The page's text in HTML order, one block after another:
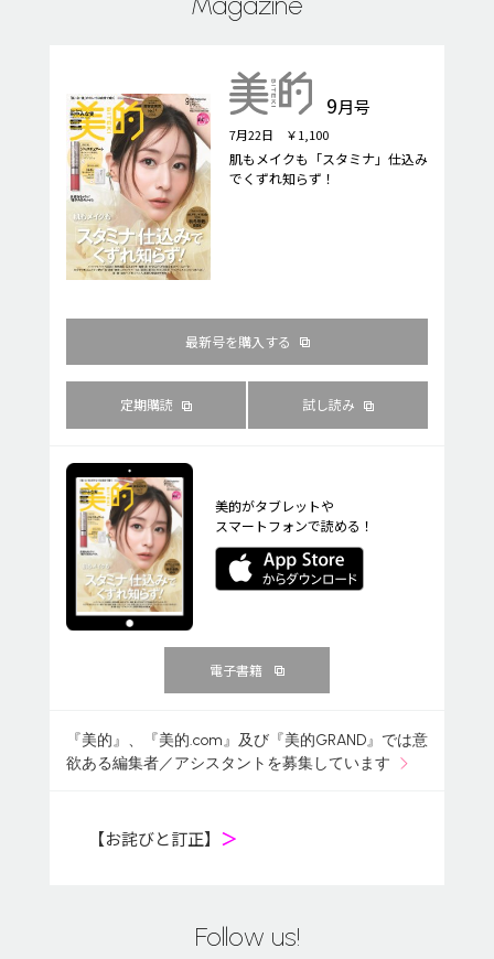
9月号
7月22日 ￥1,100
肌もメイクも「スタミナ」仕込み
でくずれ知らず！
最新号を購入する
定期購読 試し読み
美的がタブレットや
スマートフォンで読める！
電子書籍
『美的』、『美的.com』及び『美的GRAND』では意
欲ある編集者／アシスタントを募集しています
【お詫びと訂正】 ＞
Follow us!